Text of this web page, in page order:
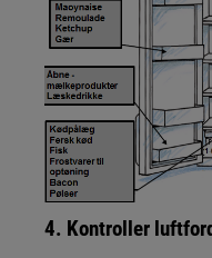
4. Kontroller